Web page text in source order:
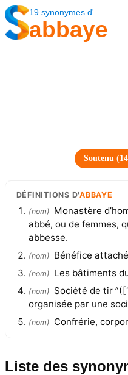
19synonymes d'
abbaye
Soutenu (14
DÉFINITIONS D'ABBAYE
(nom) Monastère
abbé, ou de femmes,
abbesse.
(nom) Bénéfice
(nom) Les bâtiments
(nom) Société de tir
organisée par une
(nom) Confrérie,
Liste des